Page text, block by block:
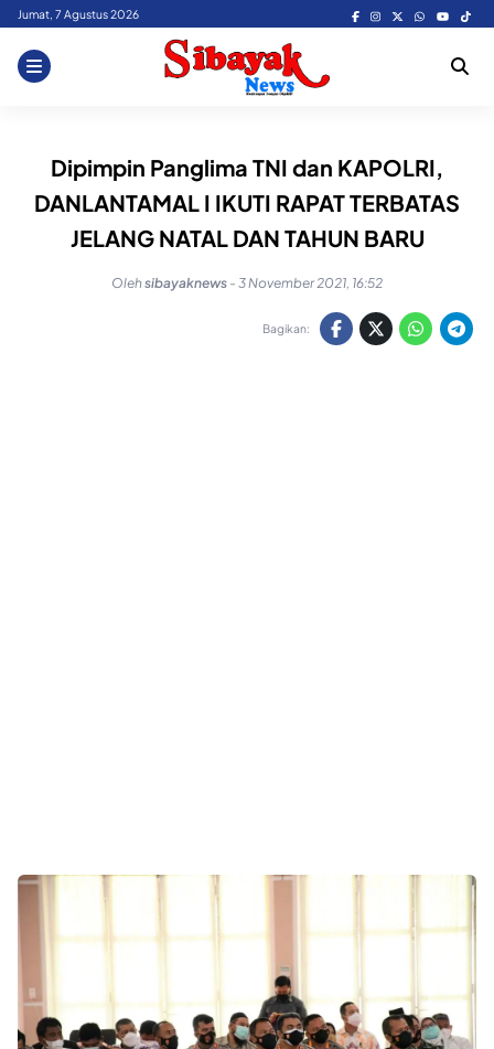
Skip
content
Jumat, 7 Agustus 2026
Dipimpin Panglima TNI dan KAPOLRI,
DANLANTAMAL I IKUTI RAPAT TERBATAS
JELANG NATAL DAN TAHUN BARU
Olehsibayaknews - 3 November 2021, 16:52
Bagikan: